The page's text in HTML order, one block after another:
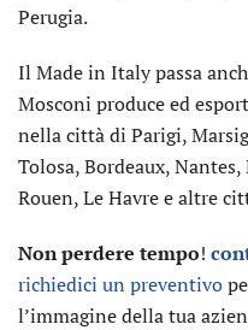
Perugia.
Il Made in Italy passa
Mosconi produce ed
nella città di Parigi,
Tolosa, Bordeaux,
Rouen, Le Havre e altre
Non perdere tempo!
richiedici un preventivo
l’immagine della tua